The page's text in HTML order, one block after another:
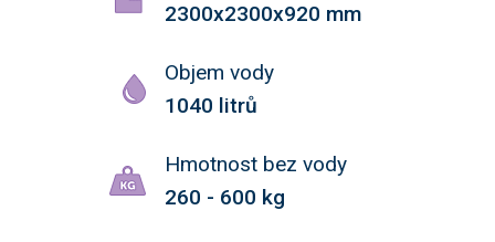
2300x2300x920 mm
Objem vody
1040 litrů
Hmotnost bez vody
260 - 600 kg